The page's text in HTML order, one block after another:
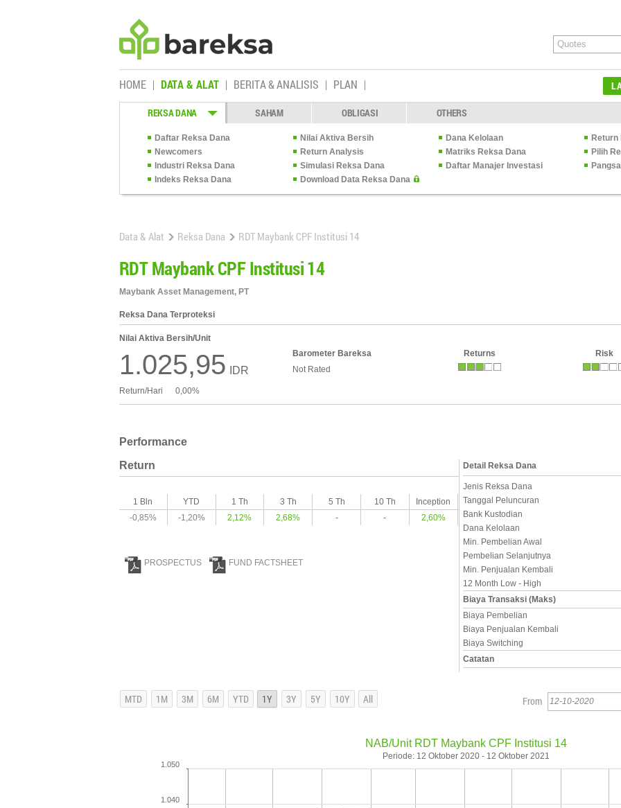
HOME DATA & ALAT BERITA & ANALISIS PLAN
REKSA DANA SAHAM OBLIGASI OTHERS
Daftar Reksa Dana Nilai Aktiva Bersih Dana Kelolaan
Newcomers
Return Analysis Matriks Reksa Dana
Pilih
Industri Reksa Dana
Simulasi Reksa Dana Daftar Manajer Investasi
Indeks Reksa Dana
Download Data Reksa Dana
Data & Alat Reksa Dana RDT Maybank CPF Institusi 14
RDT Maybank CPF Institusi 14
Maybank Asset Management, PT
Reksa Dana Terproteksi
Nilai Aktiva Bersih/Unit
1.025,95 IDR
Barometer Bareksa
Not Rated
Returns Risk
Return/Hari 0,00%
Performance
Return
1 Bln YTD 1 Th 3 Th 5 Th 10 Th
Inception
-0,85%
-1,20% 2,12% 2,68% - - 2,60%
PROSPECTUS FUND FACTSHEET
Detail Reksa Dana
Jenis Reksa Dana
Tanggal Peluncuran
Bank Kustodian
Dana Kelolaan
Min. Pembelian Awal
Pembelian Selanjutnya
Min. Penjualan Kembali
12 Month Low - High
Biaya Transaksi (Maks)
Biaya Pembelian
Biaya Penjualan Kembali
Biaya Switching
Catatan
From
NAB/Unit RDT Maybank CPF Institusi 14
Periode: 12 Oktober 2020 - 12 Oktober 2021
1.040
1.050